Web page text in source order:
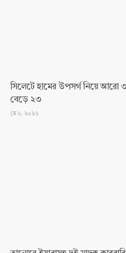
সিলেটে হামের উপসর্গ নিয়ে আরো
বেড়ে ২৩
মে ৮, ২০২৬